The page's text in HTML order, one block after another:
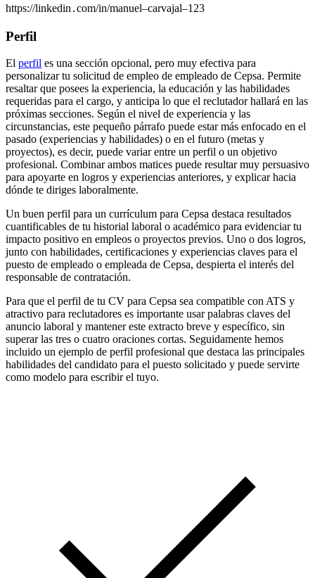
https://linkedin․com/in/manuel–carvajal–123
Perfil
El perfil es una sección opcional, pero muy efectiva para
personalizar tu solicitud de empleo de empleado de Cepsa. Permite
resaltar que posees la experiencia, la educación y las habilidades
requeridas para el cargo, y anticipa lo que el reclutador hallará en las
próximas secciones. Según el nivel de experiencia y las
circunstancias, este pequeño párrafo puede estar más enfocado en el
pasado (experiencias y habilidades) o en el futuro (metas y
proyectos), es decir, puede variar entre un perfil o un objetivo
profesional. Combinar ambos matices puede resultar muy persuasivo
para apoyarte en logros y experiencias anteriores, y explicar hacia
dónde te diriges laboralmente.
Un buen perfil para un currículum para Cepsa destaca resultados
cuantificables de tu historial laboral o académico para evidenciar tu
impacto positivo en empleos o proyectos previos. Uno o dos logros,
junto con habilidades, certificaciones y experiencias claves para el
puesto de empleado o empleada de Cepsa, despierta el interés del
responsable de contratación.
Para que el perfil de tu CV para Cepsa sea compatible con ATS y
atractivo para reclutadores es importante usar palabras claves del
anuncio laboral y mantener este extracto breve y específico, sin
superar las tres o cuatro oraciones cortas. Seguidamente hemos
incluido un ejemplo de perfil profesional que destaca las principales
habilidades del candidato para el puesto solicitado y puede servirte
como modelo para escribir el tuyo.